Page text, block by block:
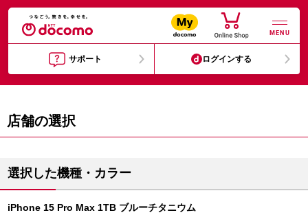
MENU
サポート ログインする
店舗の選択
選択した機種・カラー
iPhone 15 Pro Max 1TB ブルーチタニウム